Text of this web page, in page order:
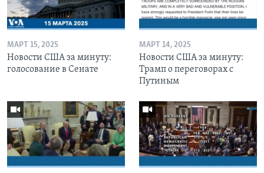
МАРТ 15, 2025
Новости США за минуту:
голосование в Сенате
МАРТ 14, 2025
Новости США за минуту:
Трамп о переговорах с
Путиным